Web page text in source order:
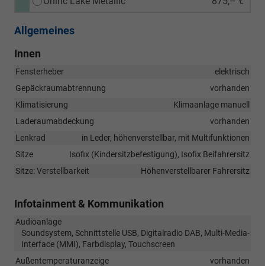
Allgemeines
Innen
Fensterheber
elektrisch
Gepäckraumabtrennung
vorhanden
Klimatisierung
Klimaanlage manuell
Laderaumabdeckung
vorhanden
Lenkrad
in Leder, höhenverstellbar, mit Multifunktionen
Sitze
Isofix (Kindersitzbefestigung), Isofix Beifahrersitz
Sitze: Verstellbarkeit
Höhenverstellbarer Fahrersitz
Infotainment & Kommunikation
Audioanlage
Soundsystem, Schnittstelle USB, Digitalradio DAB, Multi-Media-
Interface (MMI), Farbdisplay, Touchscreen
Außentemperaturanzeige
vorhanden